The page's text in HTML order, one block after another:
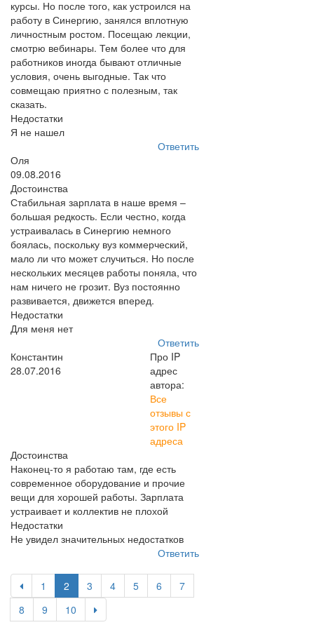
курсы. Но после того, как устроился на
работу в Синергию, занялся вплотную
личностным ростом. Посещаю лекции,
смотрю вебинары. Тем более что для
работников иногда бывают отличные
условия, очень выгодные. Так что
совмещаю приятно с полезным, так
сказать.
Недостатки
Я не нашел
Ответить
Оля
09.08.2016
Достоинства
Стабильная зарплата в наше время –
большая редкость. Если честно, когда
устраивалась в Синергию немного
боялась, поскольку вуз коммерческий,
мало ли что может случиться. Но после
нескольких месяцев работы поняла, что
нам ничего не грозит. Вуз постоянно
развивается, движется вперед.
Недостатки
Для меня нет
Ответить
Константин
28.07.2016
Про IP
адрес
автора:
Все
отзывы с
этого IP
адреса
Достоинства
Наконец-то я работаю там, где есть
современное оборудование и прочие
вещи для хорошей работы. Зарплата
устраивает и коллектив не плохой
Недостатки
Не увидел значительных недостатков
Ответить
1 2 3 4 5 6
7
8
9 10